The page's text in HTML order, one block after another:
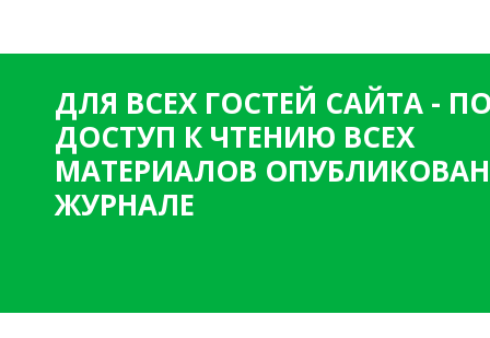
ДЛЯ ВСЕХ ГОСТЕЙ САЙТА -
ДОСТУП К ЧТЕНИЮ ВСЕХ
МАТЕРИАЛОВ
ЖУРНАЛЕ